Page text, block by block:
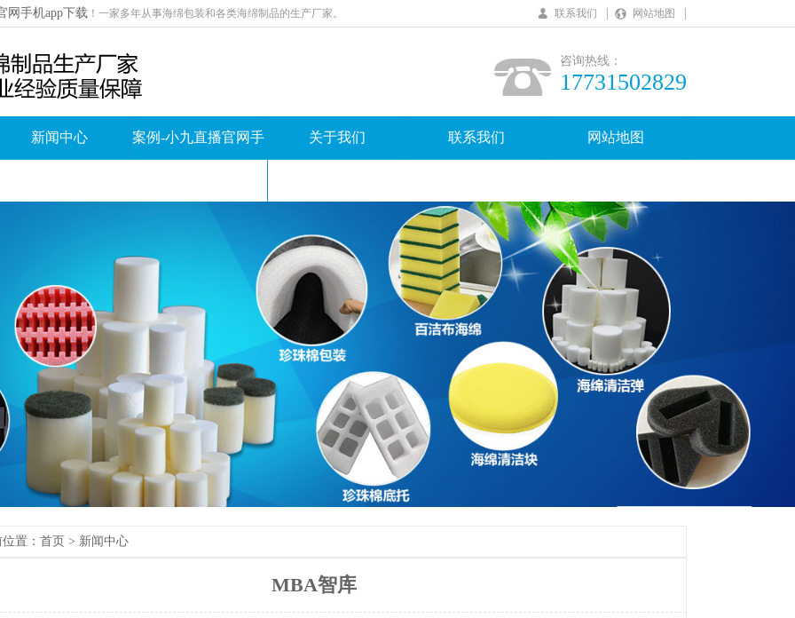
网手机app下载 ！ 一家多年从事海绵包装和各类海绵制品的生产厂家。 联系我们 网站地图
咨询热线：
17731502829
新闻中心 案例-小九直播官网手 关于我们 联系我们 网站地图
置： 首页 > 新闻中心
MBA智库